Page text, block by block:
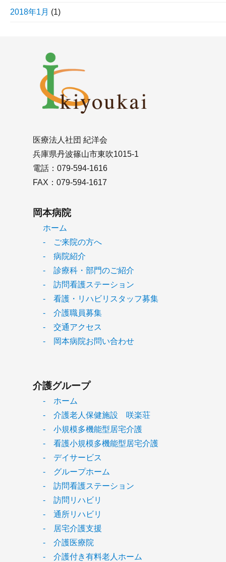
2018年1月 (1)
医療法人社団 紀洋会
兵庫県丹波篠山市東吹1015-1
電話：079-594-1616
FAX：079-594-1617
岡本病院
ホーム
- ご来院の方へ
- 病院紹介
- 診療科・部門のご紹介
- 訪問看護ステーション
- 看護・リハビリスタッフ募集
- 介護職員募集
- 交通アクセス
- 岡本病院お問い合わせ
介護グループ
- ホーム
- 介護老人保健施設 咲楽荘
- 小規模多機能型居宅介護
- 看護小規模多機能型居宅介護
- デイサービス
- グループホーム
- 訪問看護ステーション
- 訪問リハビリ
- 通所リハビリ
- 居宅介護支援
- 介護医療院
- 介護付き有料老人ホーム